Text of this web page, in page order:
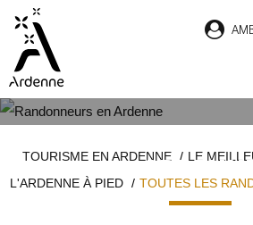
contenu
principal
d'ArianeTOURISME EN ARDENNE
LE
L'ARDENNE À PIED
TOUTES LES